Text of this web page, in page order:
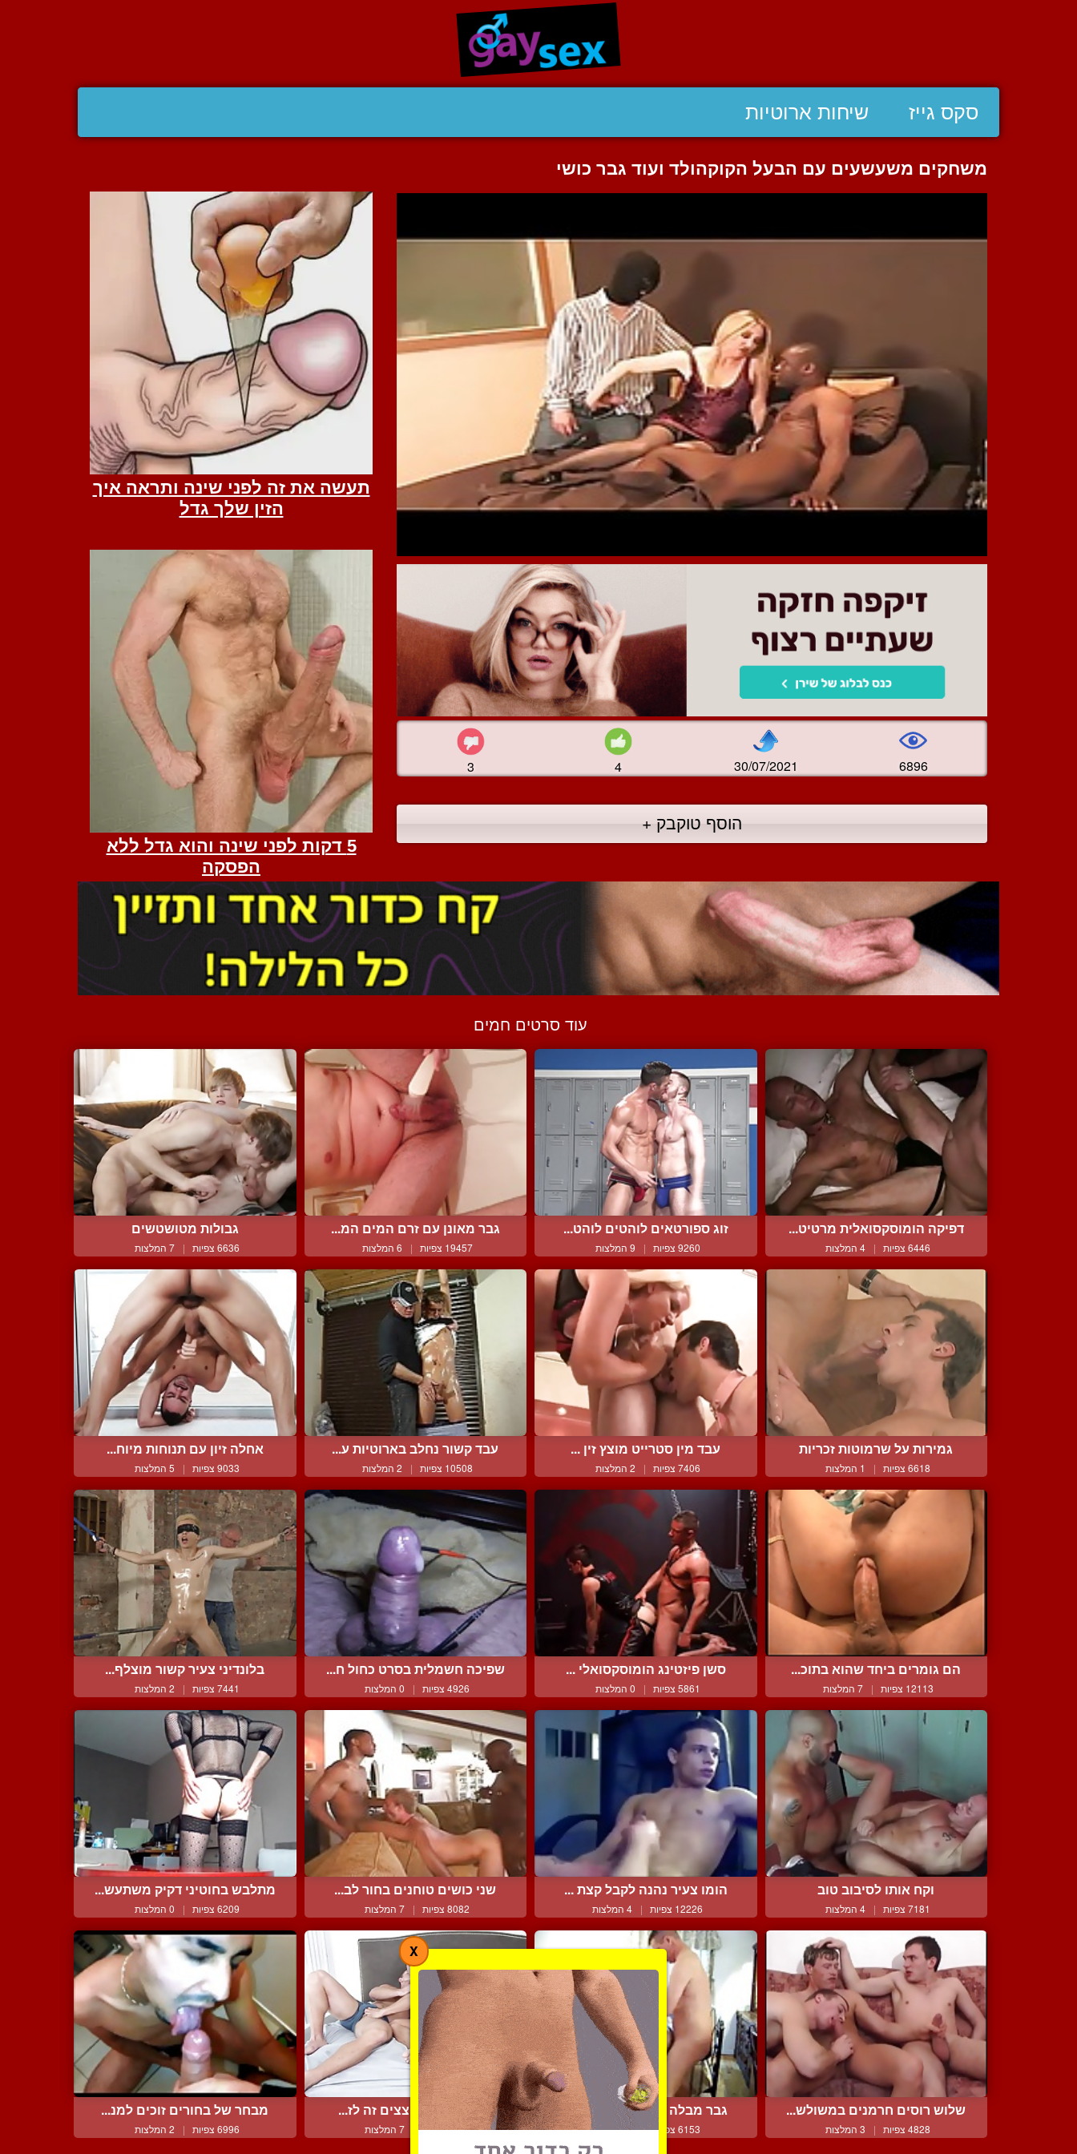
סקס גייז שיחות ארוטיות
משחקים משעשעים עם הבעל הקוקהולד ועוד גבר כושי
3 4 30/07/2021 6896
הוסף טוקבק +
עוד סרטים חמים
דפיקה הומוסקסואלית מרטיט...
6446 צפיות | 4 המלצות
זוג ספורטאים לוהטים לוהט...
9260 צפיות | 9 המלצות
גבר מאונן עם זרם המים המ...
19457 צפיות | 6 המלצות
גבולות מטושטשים
6636 צפיות | 7 המלצות
גמירות על שרמוטות זכריות
6618 צפיות | 1 המלצות
עבד מין סטרייט מוצץ זין ...
7406 צפיות | 2 המלצות
עבד קשור נחלב בארוטיות ע...
10508 צפיות | 2 המלצות
אחלה זיון עם תנוחות מיוח...
9033 צפיות | 5 המלצות
הם גומרים ביחד שהוא בתוכ...
12113 צפיות | 7 המלצות
סשן פיזטינג הומוסקסואלי ...
5861 צפיות | 0 המלצות
שפיכה חשמלית בסרט כחול ח...
4926 צפיות | 0 המלצות
בלונדיני צעיר קשור מוצלף...
7441 צפיות | 2 המלצות
וקח אותו לסיבוב טוב
7181 צפיות | 4 המלצות
הומו צעיר נהנה לקבל קצת ...
12226 צפיות | 4 המלצות
שני כושים טוחנים בחור לב...
8082 צפיות | 7 המלצות
מתלבש בחוטיני דקיק משתעש...
6209 צפיות | 0 המלצות
שלוש רוסים חרמנים במשולש...
4828 צפיות | 3 המלצות
גבר מבלה עם שני הזונות ה...
6153 צפיות | 2 המלצות
שני כוסונים מוצצים זה לז...
9981 צפיות | 7 המלצות
מבחר של בחורים זוכים למנ...
6996 צפיות | 2 המלצות
X